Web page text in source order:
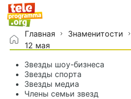
Главная Знаменитости
12 мая
Звезды шоу-бизнеса
Звезды спорта
Звезды медиа
Члены семьи звезд